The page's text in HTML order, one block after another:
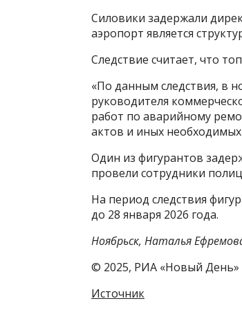
Силовики задержали
аэропорт является
Следствие считает, что
«По данным следствия, в
руководителя
работ по аварийному
актов и иных
Один из фигурантов
провели сотрудники
На период следствия
до 28 января 2026 года.
Ноябрьск, Наталья
© 2025, РИА «Новый День»
Источник